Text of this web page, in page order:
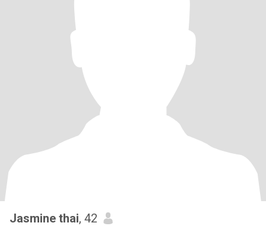
Jasmine thai, 42